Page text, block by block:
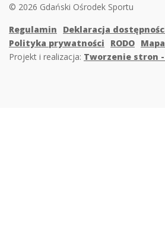
© 2026 Gdański Ośrodek Sportu
Regulamin
Deklaracja
Polityka prywatności
RODO
Projekt i realizacja: Tworzenie stron